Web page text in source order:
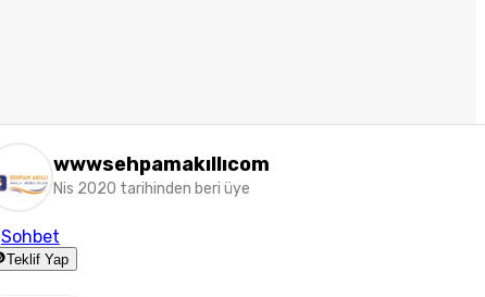
wwwsehpamakıllıcom
Nis 2020 tarihinden beri üye
Sohbet
Teklif Yap